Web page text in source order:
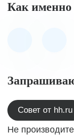
Как именно
Совет от hh.ru
Не